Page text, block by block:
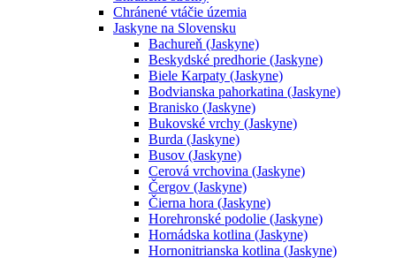
Chránené vtáčie územia
Jaskyne na Slovensku
Bachureň (Jaskyne)
Beskydské predhorie (Jaskyne)
Biele Karpaty (Jaskyne)
Bodvianska pahorkatina (Jaskyne)
Branisko (Jaskyne)
Bukovské vrchy (Jaskyne)
Burda (Jaskyne)
Busov (Jaskyne)
Cerová vrchovina (Jaskyne)
Čergov (Jaskyne)
Čierna hora (Jaskyne)
Horehronské podolie (Jaskyne)
Hornádska kotlina (Jaskyne)
Hornonitrianska kotlina (Jaskyne)